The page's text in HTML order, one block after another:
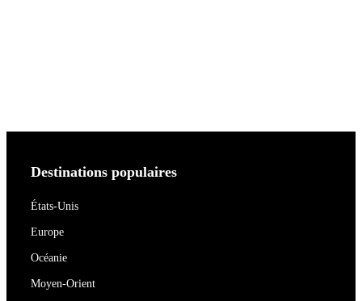
Destinations populaires
États-Unis
Europe
Océanie
Moyen-Orient